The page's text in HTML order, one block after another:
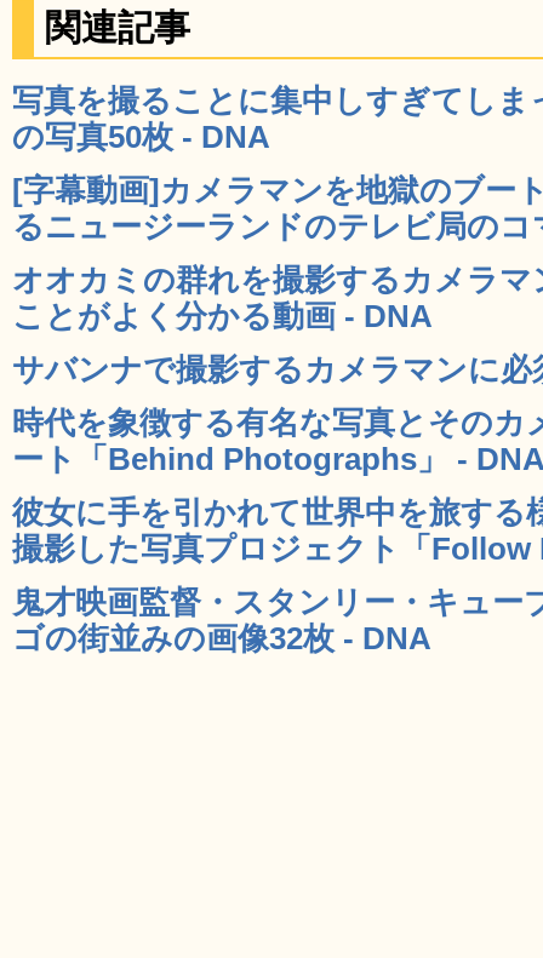
関連記事
写真を撮ることに集中しすぎてし
の写真50枚 - DNA
[字幕動画]カメラマンを地獄のブー
るニュージーランドのテレビ局の
オオカミの群れを撮影するカメラ
ことがよく分かる動画 - DNA
サバンナで撮影するカメラマンに必
時代を象徴する有名な写真とその
ート「Behind Photographs」 -
彼女に手を引かれて世界中を旅する
撮影した写真プロジェクト「Follow
鬼才映画監督・スタンリー・キュ
ゴの街並みの画像32枚 - DNA